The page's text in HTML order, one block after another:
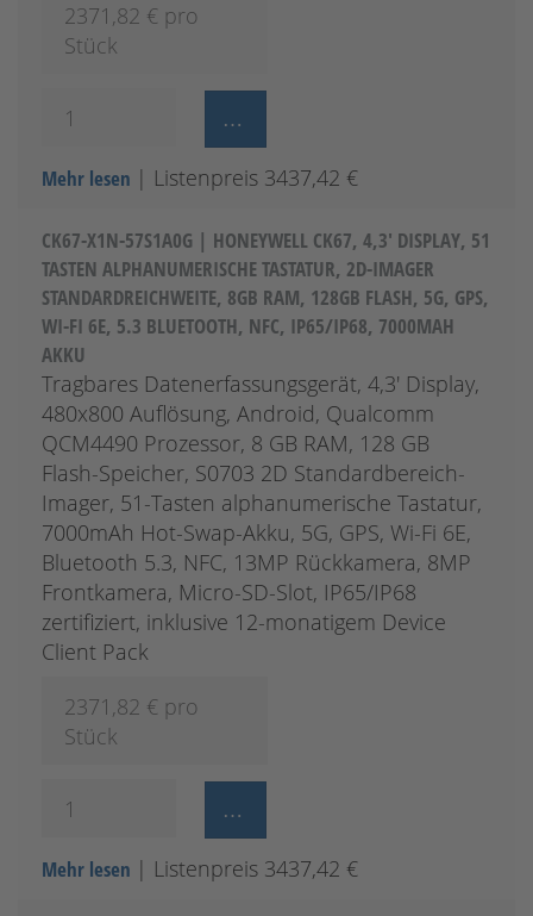
2371,82 € pro
Stück
Mehr lesen | Listenpreis 3437,42 €
CK67-X1N-57S1A0G | HONEYWELL CK67, 4,3' DISPLAY, 51
TASTEN ALPHANUMERISCHE TASTATUR, 2D-IMAGER
STANDARDREICHWEITE, 8GB RAM, 128GB FLASH, 5G, GPS,
WI-FI 6E, 5.3 BLUETOOTH, NFC, IP65/IP68, 7000MAH
AKKU
Tragbares Datenerfassungsgerät, 4,3' Display,
480x800 Auflösung, Android, Qualcomm
QCM4490 Prozessor, 8 GB RAM, 128 GB
Flash-Speicher, S0703 2D Standardbereich-
Imager, 51-Tasten alphanumerische Tastatur,
7000mAh Hot-Swap-Akku, 5G, GPS, Wi-Fi 6E,
Bluetooth 5.3, NFC, 13MP Rückkamera, 8MP
Frontkamera, Micro-SD-Slot, IP65/IP68
zertifiziert, inklusive 12-monatigem Device
Client Pack
2371,82 € pro
Stück
Mehr lesen | Listenpreis 3437,42 €